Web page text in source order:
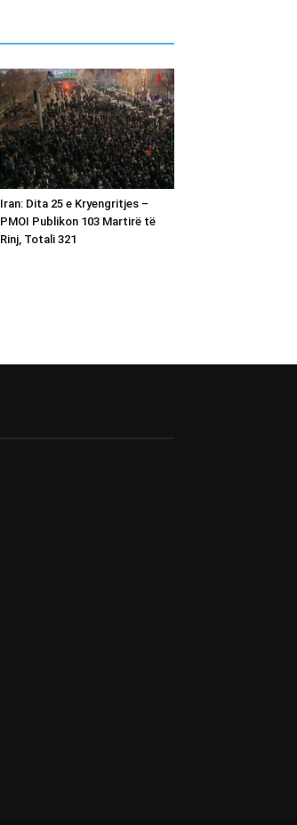
Iran: Dita 25 e Kryengritjes –
PMOI Publikon 103 Martirë të
Rinj, Totali 321